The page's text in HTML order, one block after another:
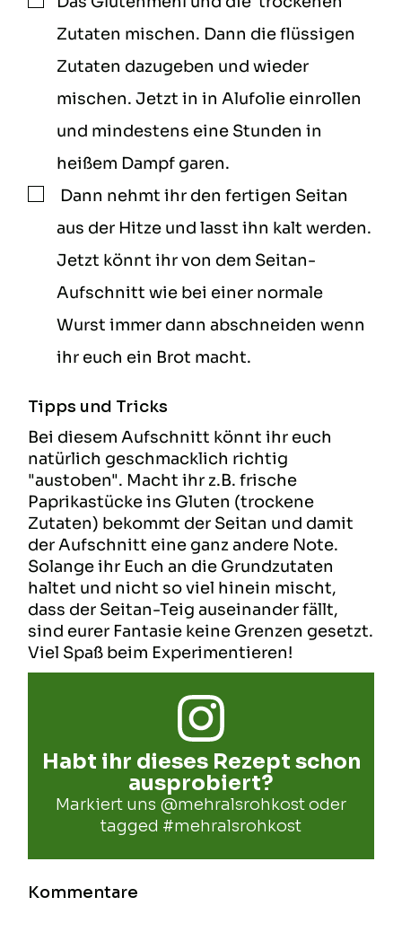
Zutaten mischen. Dann die flüssigen
Zutaten dazugeben und wieder
mischen. Jetzt in in Alufolie einrollen
und mindestens eine Stunden in
heißem Dampf garen.
▢Dann nehmt ihr den fertigen Seitan
aus der Hitze und lasst ihn kalt werden.
Jetzt könnt ihr von dem Seitan-
Aufschnitt wie bei einer normale
Wurst immer dann abschneiden wenn
ihr euch ein Brot macht.
Tipps und Tricks
Bei diesem Aufschnitt könnt ihr euch
natürlich geschmacklich richtig
"austoben". Macht ihr z.B. frische
Paprikastücke ins Gluten (trockene
Zutaten) bekommt der Seitan und damit
der Aufschnitt eine ganz andere Note.
Solange ihr Euch an die Grundzutaten
haltet und nicht so viel hinein mischt,
dass der Seitan-Teig auseinander fällt,
sind eurer Fantasie keine Grenzen gesetzt.
Viel Spaß beim Experimentieren!
Habt ihr dieses Rezept schon
ausprobiert?
Markiert uns @mehralsrohkostoder
tagged #mehralsrohkost
Kommentare